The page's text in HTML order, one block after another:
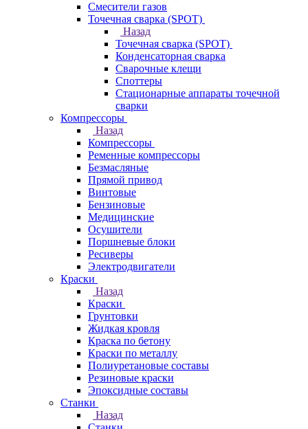
Смесители газов
Точечная сварка (SPOT)
Назад
Точечная сварка (SPOT)
Конденсаторная сварка
Сварочные клещи
Споттеры
Стационарные аппараты точечной
сварки
Компрессоры
Назад
Компрессоры
Ременные компрессоры
Безмасляные
Прямой привод
Винтовые
Бензиновые
Медицинские
Осушители
Поршневые блоки
Ресиверы
Электродвигатели
Краски
Назад
Краски
Грунтовки
Жидкая кровля
Краска по бетону
Краски по металлу
Полиуретановые составы
Резиновые краски
Эпоксидные составы
Станки
Назад